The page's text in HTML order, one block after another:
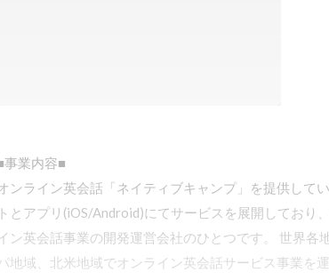
事業内容■
ンライン英会話「ネイティブキャンプ」を提供して
トとアプリ(iOS/Android)にてサービスを展開しており
ン英会話事業の開発運営会社のひとつです。 世界各
地域、北米地域でオンライン英会話サービス事業を